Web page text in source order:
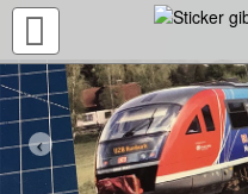
TOGGLE